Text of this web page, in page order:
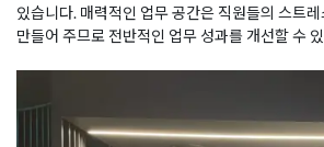
있습니다. 매력적인 업무 공간은 직원들의 스트
만들어 주므로 전반적인 업무 성과를 개선할 수